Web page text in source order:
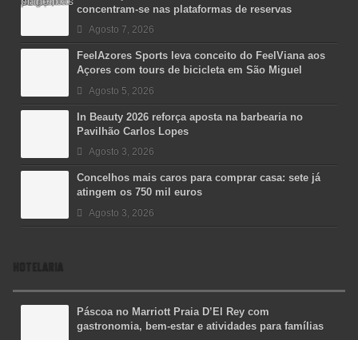
concentram-se nas plataformas de reservas
Agosto 7, 2026
FeelAzores Sports leva conceito do FeelViana aos
Açores com tours de bicicleta em São Miguel
Agosto 5, 2026
In Beauty 2026 reforça aposta na barbearia no
Pavilhão Carlos Lopes
Agosto 3, 2026
Concelhos mais caros para comprar casa: sete já
atingem os 750 mil euros
Agosto 3, 2026
HOTELARIA
Páscoa no Marriott Praia D’El Rey com
gastronomia, bem-estar e atividades para famílias